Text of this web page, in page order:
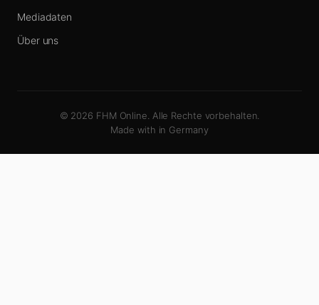
Mediadaten
Über uns
© 2026 FHM Online. Alle Rechte vorbehalten.
Made with in Germany